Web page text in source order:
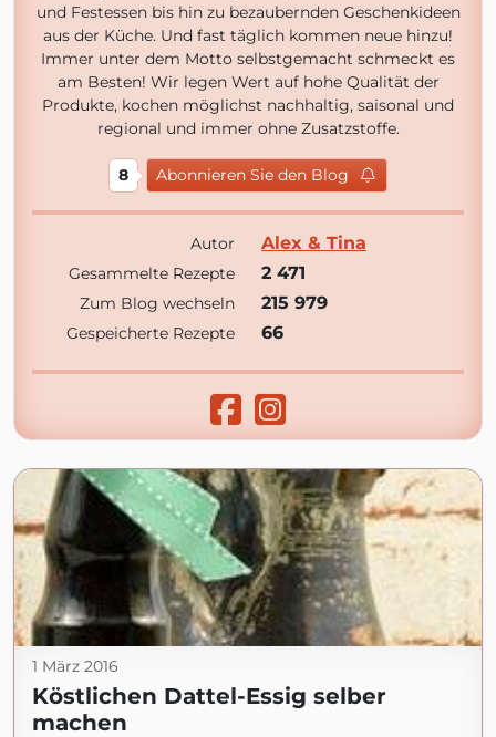
und Festessen bis hin zu bezaubernden Geschenkideen
aus der Küche. Und fast täglich kommen neue hinzu!
Immer unter dem Motto selbstgemacht schmeckt es
am Besten! Wir legen Wert auf hohe Qualität der
Produkte, kochen möglichst nachhaltig, saisonal und
regional und immer ohne Zusatzstoffe.
8 Abonnieren Sie den Blog
Autor Alex & Tina
Gesammelte Rezepte 2 471
Zum Blog wechseln 215 979
Gespeicherte Rezepte 66
1 März 2016
Köstlichen Dattel-Essig selber
machen